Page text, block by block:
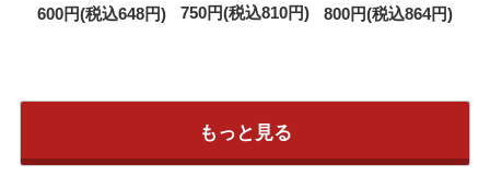
600円(税込648円)
750円(税込810円)
800円(税込864円)
もっと見る